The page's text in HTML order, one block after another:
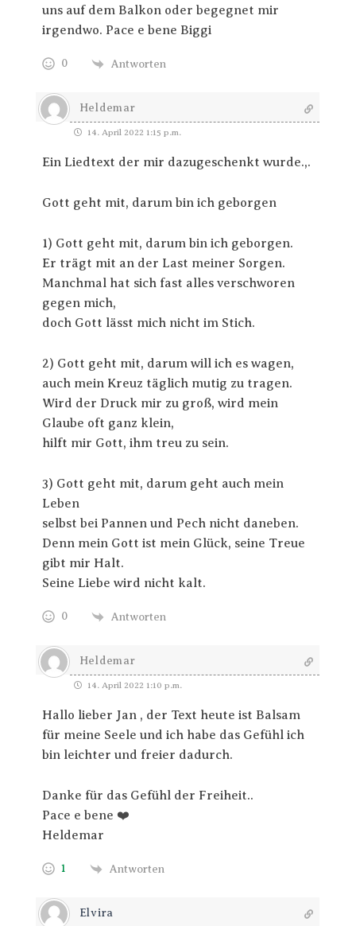
uns auf dem Balkon oder begegnet mir
irgendwo. Pace e bene Biggi
0 Antworten
Heldemar
14. April 2022 1:15 p.m.
Ein Liedtext der mir dazugeschenkt wurde.,.
Gott geht mit, darum bin ich geborgen
1) Gott geht mit, darum bin ich geborgen.
Er trägt mit an der Last meiner Sorgen.
Manchmal hat sich fast alles verschworen
gegen mich,
doch Gott lässt mich nicht im Stich.
2) Gott geht mit, darum will ich es wagen,
auch mein Kreuz täglich mutig zu tragen.
Wird der Druck mir zu groß, wird mein
Glaube oft ganz klein,
hilft mir Gott, ihm treu zu sein.
3) Gott geht mit, darum geht auch mein
Leben
selbst bei Pannen und Pech nicht daneben.
Denn mein Gott ist mein Glück, seine Treue
gibt mir Halt.
Seine Liebe wird nicht kalt.
0 Antworten
Heldemar
14. April 2022 1:10 p.m.
Hallo lieber Jan , der Text heute ist Balsam
für meine Seele und ich habe das Gefühl ich
bin leichter und freier dadurch.
Danke für das Gefühl der Freiheit..
Pace e bene ❤️
Heldemar
1 Antworten
Elvira